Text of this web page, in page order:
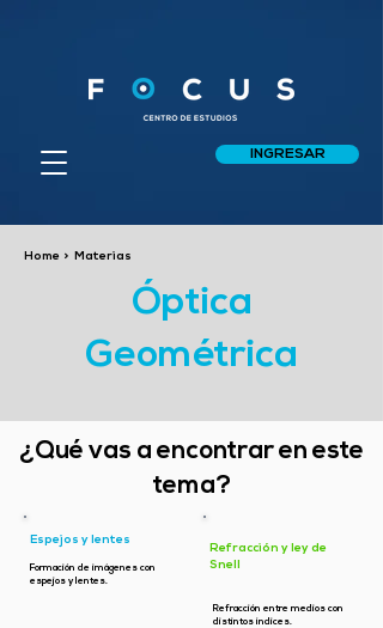
INGRESAR
Home > Materias
Óptica
Geométrica
¿Qué vas a encontrar en este
tema?
Espejos y lentes
Formación de imágenes con
espejos y lentes.
Refracción y ley de
Snell
Refracción entre medios con
distintos índices.